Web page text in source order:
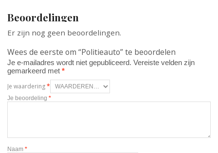
Beoordelingen
Er zijn nog geen beoordelingen.
Wees de eerste om “Politieauto” te beoordelen
Je e-mailadres wordt niet gepubliceerd. Vereiste velden zijn
gemarkeerd met *
Je waardering*
Je beoordeling *
Naam *